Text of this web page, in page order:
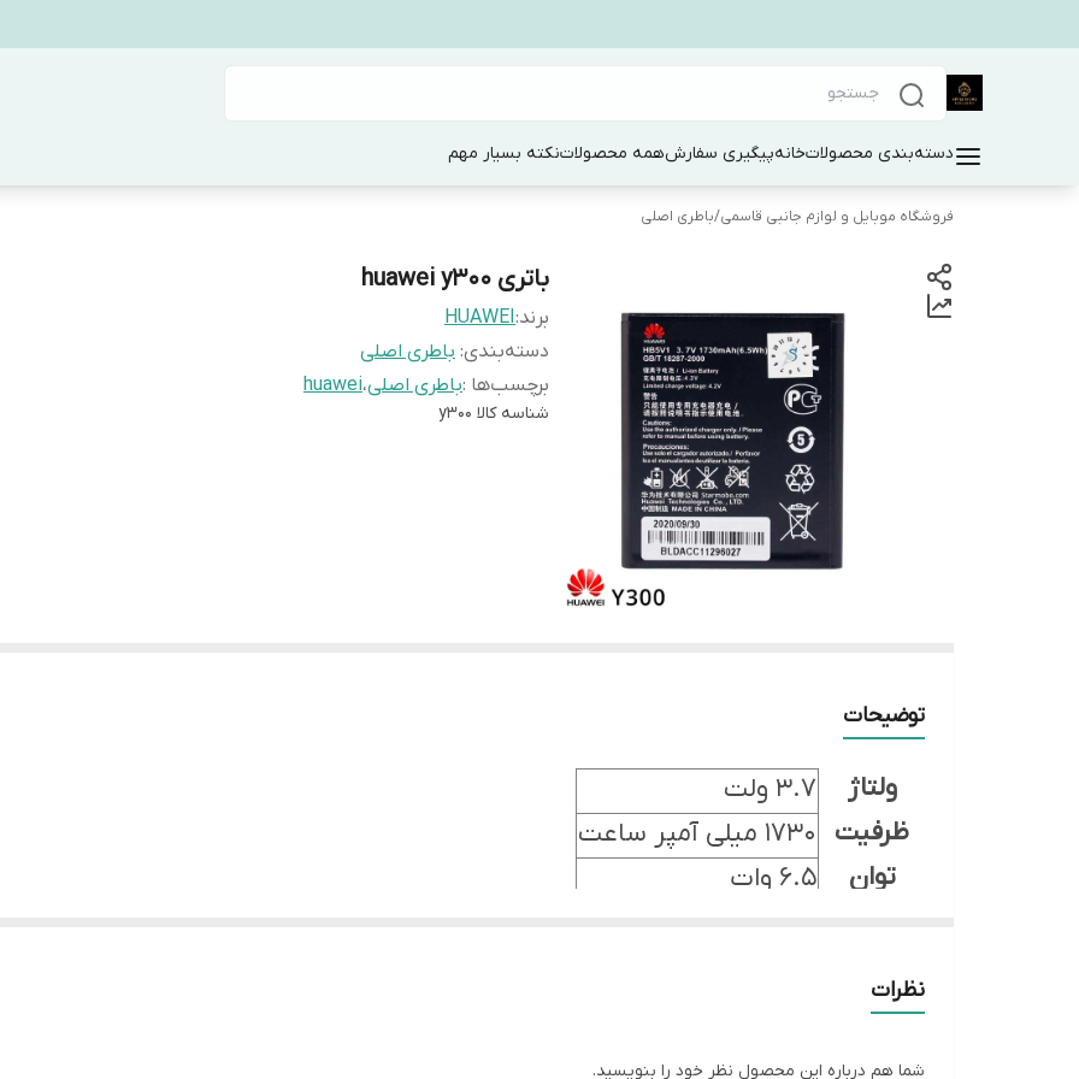
دسته‌بندی محصولاتخانهپیگیری سفارشهمه محصولاتنکته بسیار مهم
فروشگاه موبایل و لوازم جانبی قاسمی/باطری اصلی
باتری huawei y300
برند:HUAWEI
دسته‌بندی: باطری اصلی
برچسب‌ها :باطری اصلی،huawei
شناسه کالا y300
توضیحات
ولتاژ
3.7 ولت
ظرفیت
1730 میلی آمپر ساعت
توان
6.5 وات
نظرات
شما هم درباره این محصول نظر خود را بنویسید.